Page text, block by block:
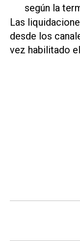
según la
Las
desde los
vez habilitado